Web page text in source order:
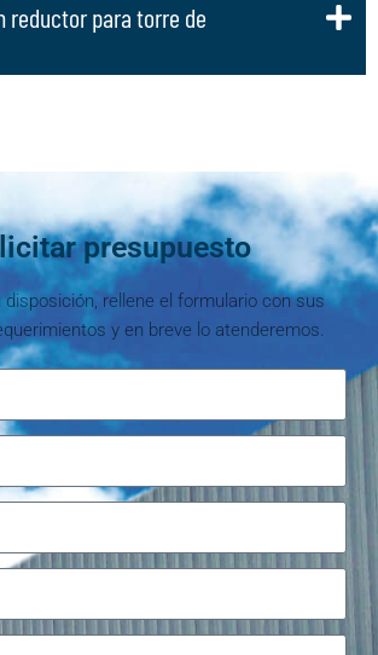
reductor para torre de
presupuesto
rellene el formulario con sus
y en breve lo atenderemos.